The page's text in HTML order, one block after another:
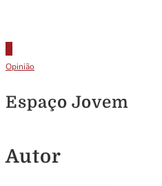
Opinião
Espaço Jovem
Autor